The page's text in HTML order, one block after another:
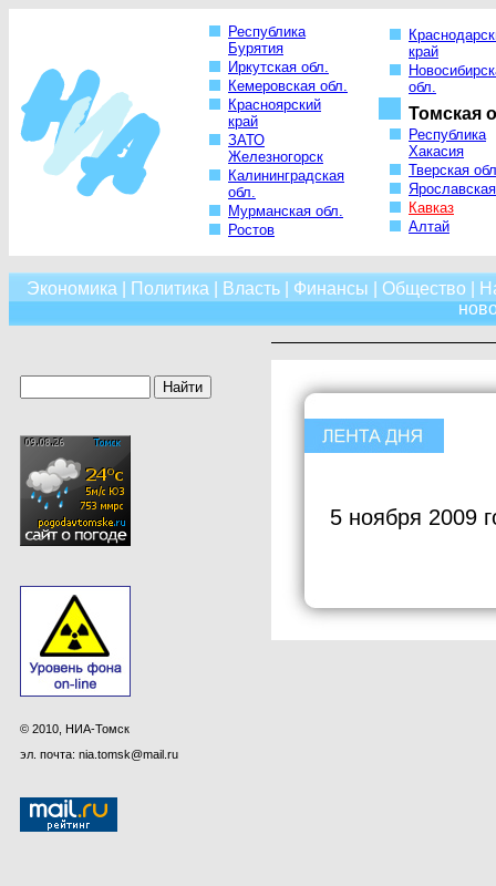
Республика
Бурятия
Иркутская обл.
Кемеровская обл.
Красноярский
край
ЗАТО
Железногорск
Калининградская
обл.
Мурманская обл.
Ростов
край
обл.
Томская
Республика
Хакасия
Тверская
Кавказ
Алтай
Экономика Политика Власть| Финансы Общество
© 2010, НИА-Томск
эл. почта: nia.tomsk@mail.ru
5 ноября 2009